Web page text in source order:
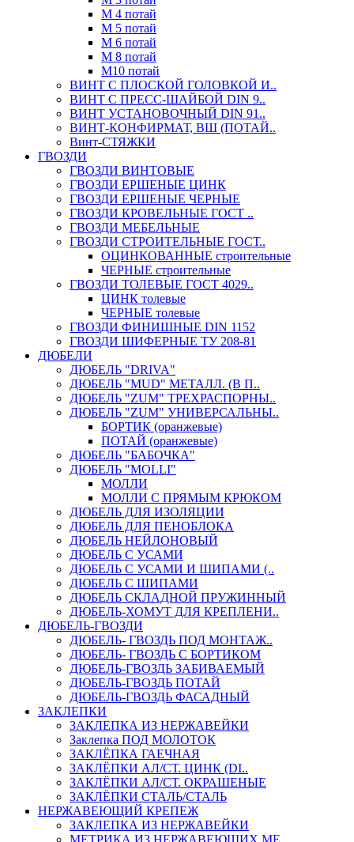
М 4 потай
М 5 потай
М 6 потай
М 8 потай
М10 потай
ВИНТ С ПЛОСКОЙ ГОЛОВКОЙ И..
ВИНТ С ПРЕСС-ШАЙБОЙ DIN 9..
ВИНТ УСТАНОВОЧНЫЙ DIN 91..
ВИНТ-КОНФИРМАТ, ВШ (ПОТАЙ..
Винт-СТЯЖКИ
ГВОЗДИ
ГВОЗДИ ВИНТОВЫЕ
ГВОЗДИ ЕРШЕНЫЕ ЦИНК
ГВОЗДИ ЕРШЕНЫЕ ЧЕРНЫЕ
ГВОЗДИ КРОВЕЛЬНЫЕ ГОСТ ..
ГВОЗДИ МЕБЕЛЬНЫЕ
ГВОЗДИ СТРОИТЕЛЬНЫЕ ГОСТ..
ОЦИНКОВАННЫЕ строительные
ЧЕРНЫЕ строительные
ГВОЗДИ ТОЛЕВЫЕ ГОСТ 4029..
ЦИНК толевые
ЧЕРНЫЕ толевые
ГВОЗДИ ФИНИШНЫЕ DIN 1152
ГВОЗДИ ШИФЕРНЫЕ ТУ 208-81
ДЮБЕЛИ
ДЮБЕЛЬ "DRIVA"
ДЮБЕЛЬ "MUD" МЕТАЛЛ. (В П..
ДЮБЕЛЬ "ZUM" ТРЕХРАСПОРНЫ..
ДЮБЕЛЬ "ZUM" УНИВЕРСАЛЬНЫ..
БОРТИК (оранжевые)
ПОТАЙ (оранжевые)
ДЮБЕЛЬ "БАБОЧКА"
ДЮБЕЛЬ "МOLLI"
МОЛЛИ
МОЛЛИ С ПРЯМЫМ КРЮКОМ
ДЮБЕЛЬ ДЛЯ ИЗОЛЯЦИИ
ДЮБЕЛЬ ДЛЯ ПЕНОБЛОКА
ДЮБЕЛЬ НЕЙЛОНОВЫЙ
ДЮБЕЛЬ С УСАМИ
ДЮБЕЛЬ С УСАМИ И ШИПАМИ (..
ДЮБЕЛЬ С ШИПАМИ
ДЮБЕЛЬ СКЛАДНОЙ ПРУЖИННЫЙ
ДЮБЕЛЬ-ХОМУТ ДЛЯ КРЕПЛЕНИ..
ДЮБЕЛЬ-ГВОЗДИ
ДЮБЕЛЬ- ГВОЗДЬ ПОД МОНТАЖ..
ДЮБЕЛЬ- ГВОЗДЬ С БОРТИКОМ
ДЮБЕЛЬ-ГВОЗДЬ ЗАБИВАЕМЫЙ
ДЮБЕЛЬ-ГВОЗДЬ ПОТАЙ
ДЮБЕЛЬ-ГВОЗДЬ ФАСАДНЫЙ
ЗАКЛЕПКИ
ЗАКЛЕПКА ИЗ НЕРЖАВЕЙКИ
Заклепка ПОД МОЛОТОК
ЗАКЛЁПКА ГАЕЧНАЯ
ЗАКЛЁПКИ АЛ/СТ. ЦИНК (DI..
ЗАКЛЁПКИ АЛ/СТ. ОКРАШЕНЫЕ
ЗАКЛЁПКИ СТАЛЬ/СТАЛЬ
НЕРЖАВЕЮЩИЙ КРЕПЕЖ
ЗАКЛЕПКА ИЗ НЕРЖАВЕЙКИ
МЕТРИКА ИЗ НЕРЖАВЕЮЩИХ МЕ..